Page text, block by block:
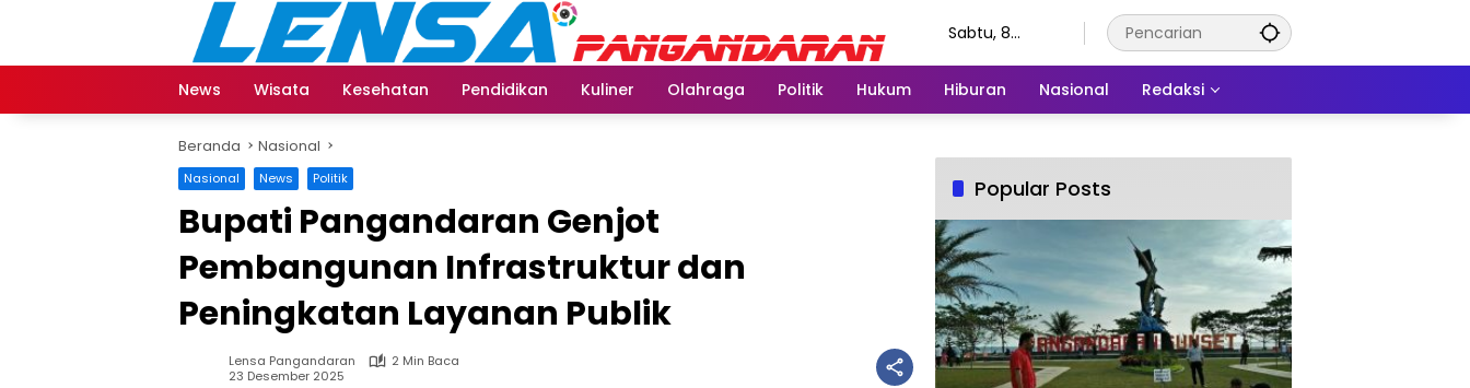
Sabtu, 8
News
Wisata Kesehatan Pendidikan Kuliner Olahraga Politik Hukum Hiburan Nasional Redaksi
Beranda Nasional
Nasional News Politik
Bupati Pangandaran Genjot
Pembangunan Infrastruktur dan
Peningkatan Layanan Publik
Lensa Pangandaran
2 Min Baca
23 Desember 2025
Popular Posts